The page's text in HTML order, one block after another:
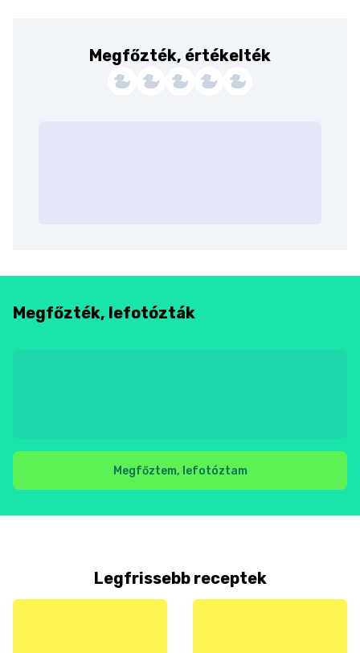
Megfőzték, értékelték
Megfőzték, lefotózták
Megfőztem, lefotóztam
Legfrissebb receptek